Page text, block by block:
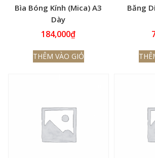
Bìa Bóng Kính (Mica) A3
Dày
184,000₫
THÊM VÀO GIỎ
Băng